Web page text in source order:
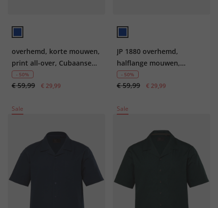
overhemd, korte mouwen,
print all-over, Cubaanse
kraag, tot 8XL
- 50%
€ 59,99 € 29,99
JP 1880 overhemd,
halflange mouwen,
seersucker, Cubaanse
kraag, Cubaanse pasvorm,
- 50%
€ 59,99 € 29,99
Sale Sale